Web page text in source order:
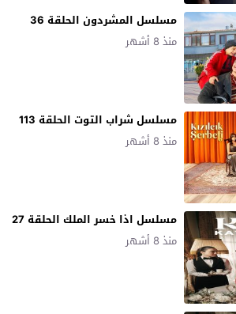
مسلسل المشردون الحلقة 36
منذ 8 أشهر
مسلسل شراب التوت الحلقة 113
منذ 8 أشهر
مسلسل اذا خسر الملك الحلقة 27
منذ 8 أشهر